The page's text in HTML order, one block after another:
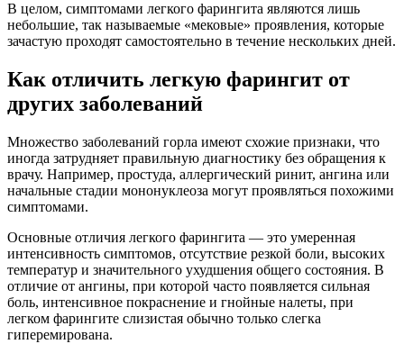
В целом, симптомами легкого фарингита являются лишь
небольшие, так называемые «мековые» проявления, которые
зачастую проходят самостоятельно в течение нескольких дней.
Как отличить легкую фарингит от
других заболеваний
Множество заболеваний горла имеют схожие признаки, что
иногда затрудняет правильную диагностику без обращения к
врачу. Например, простуда, аллергический ринит, ангина или
начальные стадии мононуклеоза могут проявляться похожими
симптомами.
Основные отличия легкого фарингита — это умеренная
интенсивность симптомов, отсутствие резкой боли, высоких
температур и значительного ухудшения общего состояния. В
отличие от ангины, при которой часто появляется сильная
боль, интенсивное покраснение и гнойные налеты, при
легком фарингите слизистая обычно только слегка
гиперемирована.